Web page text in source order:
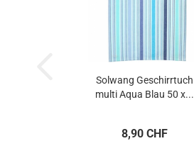
Solwang Geschirrtuch
multi Aqua Blau 50 x...
8,90 CHF